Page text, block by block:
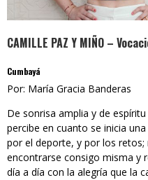
CAMILLE PAZ Y MIÑO –
Cumbayá
Por: María Gracia Banderas
De sonrisa amplia y de
percibe en cuanto se inicia
por el deporte, y por los
encontrarse consigo misma y
día a día con la alegría que la